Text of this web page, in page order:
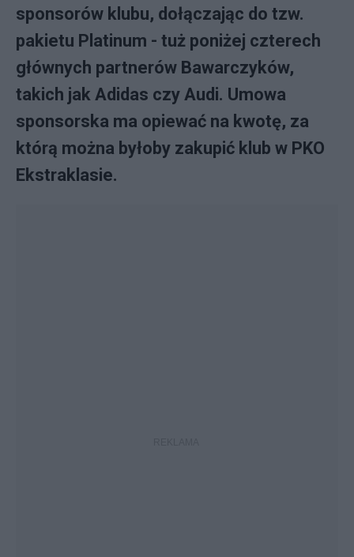
sponsorów klubu, dołączając do tzw.
pakietu Platinum - tuż poniżej czterech
głównych partnerów Bawarczyków,
takich jak Adidas czy Audi. Umowa
sponsorska ma opiewać na kwotę, za
którą można byłoby zakupić klub w PKO
Ekstraklasie.